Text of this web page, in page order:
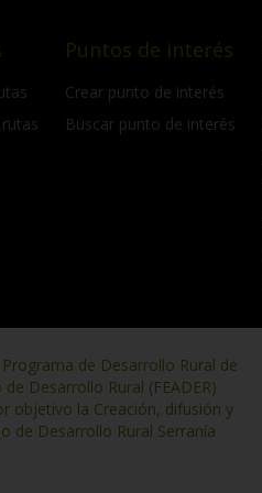
Puntos de interés
Crear punto de interés
Buscar punto de interés
de Desarrollo Rural de
Desarrollo Rural (FEADER)
objetivo la Creación, difusión y
de Desarrollo Rural Serranía